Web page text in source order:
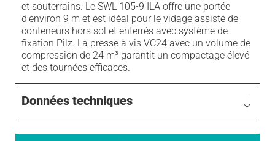
et souterrains. Le SWL 105-9 ILA offre une portée
d’environ 9 m et est idéal pour le vidage assisté de
conteneurs hors sol et enterrés avec système de
fixation Pilz. La presse à vis VC24 avec un volume de
compression de 24 m³ garantit un compactage élevé
et des tournées efficaces.
Données techniques